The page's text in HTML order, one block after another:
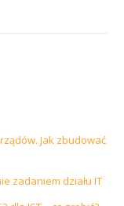
Jak zbudować
zadaniem działu IT